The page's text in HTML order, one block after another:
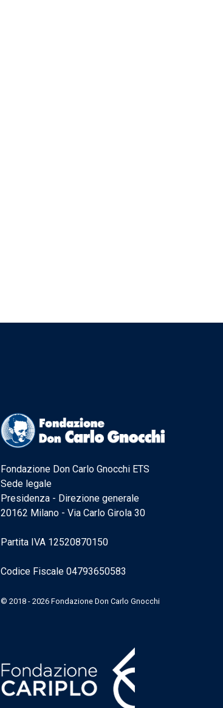
Fondazione Don Carlo Gnocchi ETS
Sede legale
Presidenza - Direzione generale
20162 Milano - Via Carlo Girola 30
Partita IVA 12520870150
Codice Fiscale 04793650583
© 2018 - 2026 Fondazione Don Carlo Gnocchi